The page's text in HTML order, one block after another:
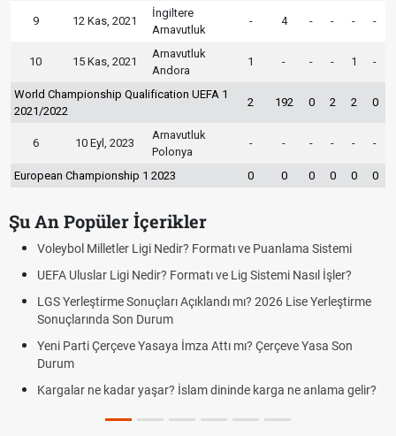
9 12 Kas, 2021
İngiltere
Arnavutluk
- 4 - - - -
10 15 Kas, 2021
Arnavutluk
Andora
1 - - - 1 -
World Championship Qualification UEFA 1
2021/2022
2 192 0 2 2 0
6 10 Eyl, 2023
Arnavutluk
Polonya
- - - - - -
European Championship 1 2023 0 0 0 0 0 0
Şu An Popüler İçerikler
Voleybol Milletler Ligi Nedir? Formatı ve Puanlama Sistemi
UEFA Uluslar Ligi Nedir? Formatı ve Lig Sistemi Nasıl İşler?
LGS Yerleştirme Sonuçları Açıklandı mı? 2026 Lise Yerleştirme
Sonuçlarında Son Durum
Yeni Parti Çerçeve Yasaya İmza Attı mı? Çerçeve Yasa Son
Durum
Kargalar ne kadar yaşar? İslam dininde karga ne anlama gelir?